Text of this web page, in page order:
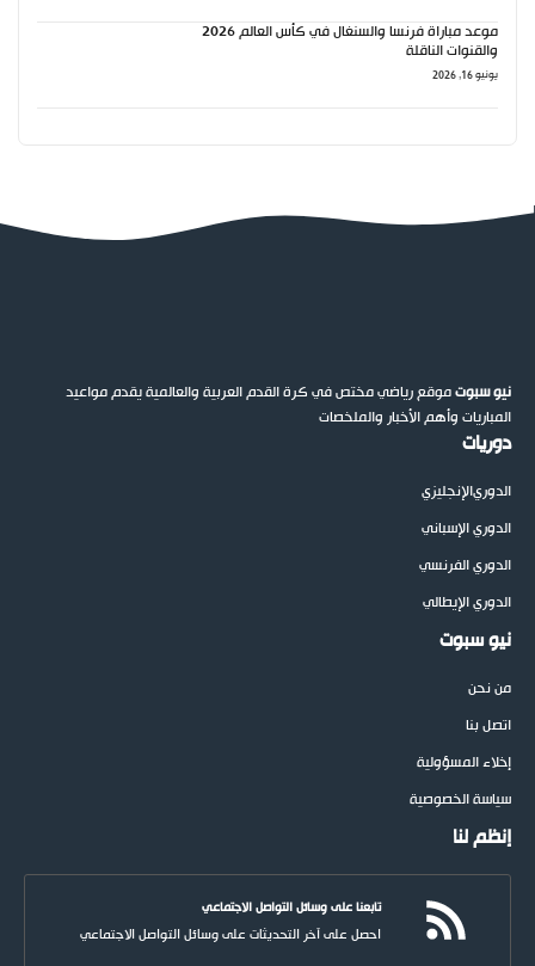
موعد مباراة فرنسا والسنغال في كأس العالم 2026
والقنوات الناقلة
يونيو 16, 2026
نيو سبوتموقع رياضي مختص في كرة القدم العربية والعالمية يقدم مواعيد
المباريات وأهم الأخبار والملخصات
دوريات
الدوريالإنجليزي
الدوري الإسباني
الدوري الفرنسي
الدوري الإيطالي
نيو سبوت
من نحن
اتصل بنا
إخلاء المسؤولية
سياسة الخصوصية
إنظم لنا
تابعنا على وسائل التواصل الاجتماعي
احصل على آخر التحديثات على وسائل التواصل الاجتماعي